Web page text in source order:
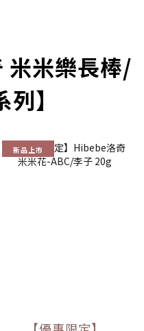
米米樂長棒/
】
新品上市